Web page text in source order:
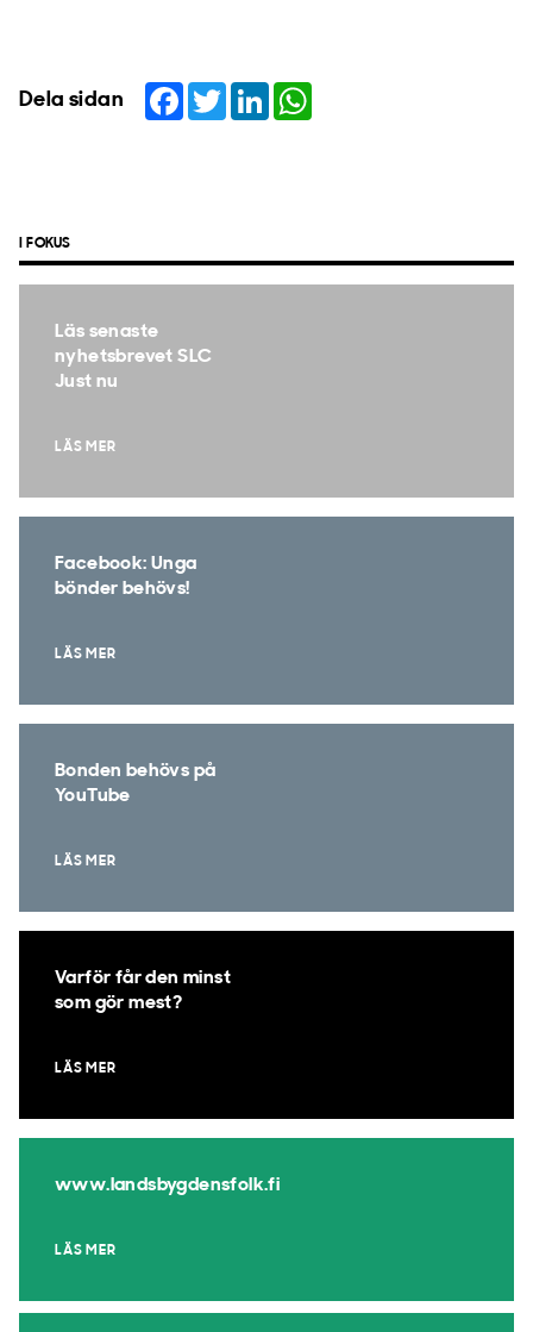
Dela sidan Facebook
TwitterLinkedIn
I FOKUS
Läs senaste
nyhetsbrevet SLC
Just nu
LÄS MER
Facebook: Unga
bönder behövs!
LÄS MER
Bonden behövs på
YouTube
LÄS MER
Varför får den minst
som gör mest?
LÄS MER
www.landsbygdensfolk.fi
LÄS MER